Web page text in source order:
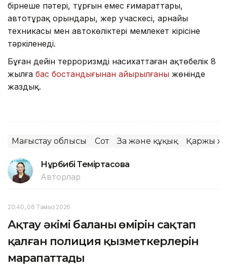
бірнеше пәтері, тұрғын емес ғимараттары,
автотұрақ орындары, жер учаскесі, арнайы
техникасы мен автокөліктері мемлекет кірісіне
тәркіленеді.
Бұған дейін терроризмді насихаттаған ақтөбелік 8
жылға бас бостандығынан айырылғаны жөнінде
жаздық.
Маңғыстау облысы Сот Заң және құқық Қаржы
Нұрбибі Теміртасова
Авторлар
20:40, 06 Тамыз 2026
Ақтау әкімі баланың өмірін сақтап
қалған полиция қызметкерлерін
марапаттады